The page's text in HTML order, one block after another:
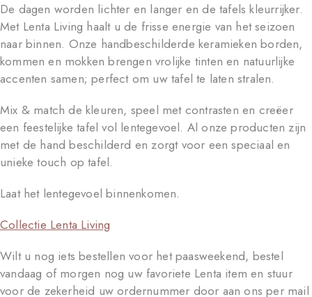
De dagen worden lichter en langer en de tafels kleurrijker.
Met Lenta Living haalt u de frisse energie van het seizoen
naar binnen. Onze handbeschilderde keramieken borden,
kommen en mokken brengen vrolijke tinten en natuurlijke
accenten samen; perfect om uw tafel te laten stralen.
Mix & match de kleuren, speel met contrasten en creëer
een feestelijke tafel vol lentegevoel. Al onze producten zijn
met de hand beschilderd en zorgt voor een speciaal en
unieke touch op tafel.
Laat het lentegevoel binnenkomen.
Collectie Lenta Living
Wilt u nog iets bestellen voor het paasweekend, bestel
vandaag of morgen nog uw favoriete Lenta item en stuur
voor de zekerheid uw ordernummer door aan ons per mail